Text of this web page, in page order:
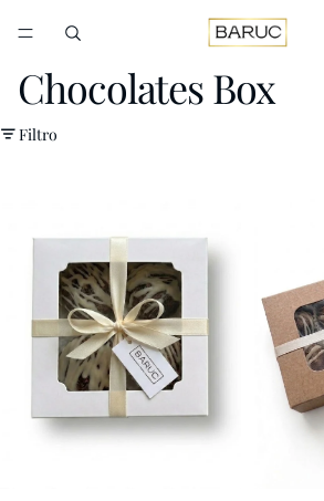
Chocolates Box
Filtro